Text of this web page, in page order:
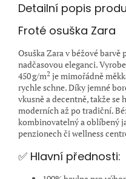
Detailní popis
Froté osuška Zara
Osuška Zara v béžové
nadčasovou eleganci.
450 g/m2 je mimořádně
rychle schne. Díky jemné
vkusně a decentně, takže
moderních až po tradiční.
kombinovatelný a oblíbený
penzionech či wellness
✅ Hlavní přednosti: